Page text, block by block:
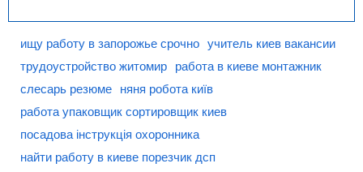
ищу работу в запорожье срочно учитель киев вакансии
трудоустройство житомир
работа в киеве монтажник
слесарь резюме
няня робота київ
работа упаковщик сортировщик киев
посадова інструкція охоронника
найти работу в киеве порезчик дсп